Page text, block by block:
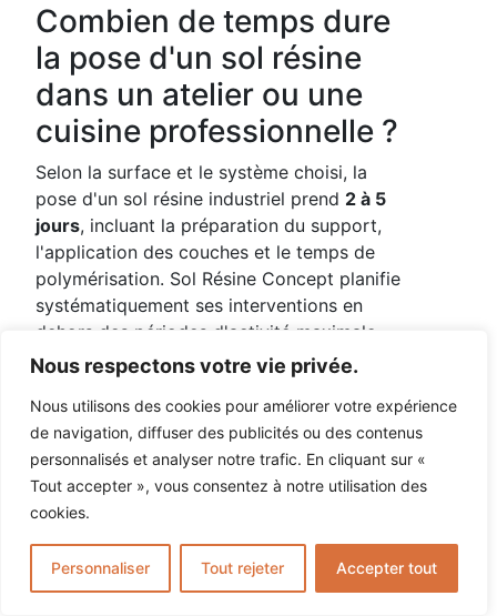
Nous respectons votre vie privée.
Nous utilisons des cookies pour améliorer votre expérience
de navigation, diffuser des publicités ou des contenus
personnalisés et analyser notre trafic. En cliquant sur «
Tout accepter », vous consentez à notre utilisation des
cookies.
Personnaliser Tout rejeter Accepter tout
Combien de temps dure
la pose d'un sol résine
dans un atelier ou une
cuisine professionnelle ?
Selon la surface et le système choisi, la
pose d'un sol résine industriel prend 2 à 5
jours, incluant la préparation du support,
l'application des couches et le temps de
polymérisation. Sol Résine Concept planifie
systématiquement ses interventions en
dehors des périodes d'activité maximale
(week-ends, fermetures estivales,
intersaisons pour les chais viticoles) pour
minimiser l'impact sur l'exploitation.
Quelles normes le sol
résine époxy doit-il
agroalimentaire ?